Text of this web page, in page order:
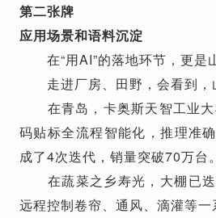
第二张牌
应用场景和语料沉淀
在“用AI”的落地环节，更是
走进厂房、田野，会看到，
在青岛，卡奥斯天智工业大
码贴标全流程智能化，推理准
成了4次迭代，销量突破70万台
在蔬菜之乡寿光，大棚已迭
远程控制卷帘、通风、滴灌等